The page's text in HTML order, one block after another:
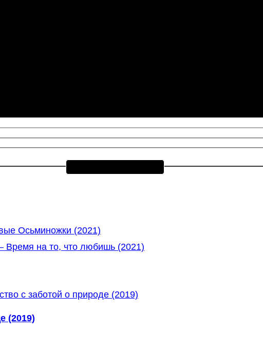
Осьминожки (2021)
на то, что любишь (2021)
(2019)